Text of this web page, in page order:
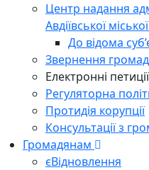
Центр надання
Авдіївської
До відома
Звернення
Електронні петиції
Регуляторна
Протидія корупції
Консультації з
Громадянам
єВідновлення